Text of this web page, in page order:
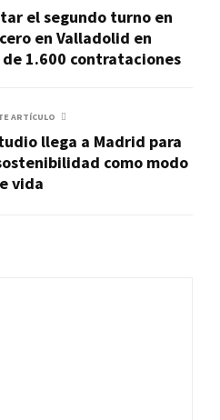
el segundo turno en
en Valladolid en
1.600 contrataciones
ARTÍCULO
llega a Madrid para
como modo
vida